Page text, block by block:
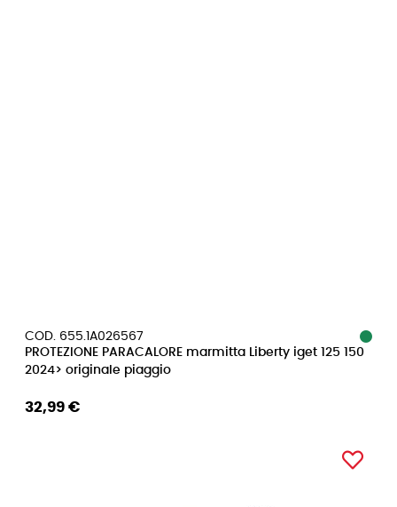
COD. 655.1A026567
PROTEZIONE PARACALORE marmitta Liberty iget 125 150
2024> originale piaggio
32,99 €